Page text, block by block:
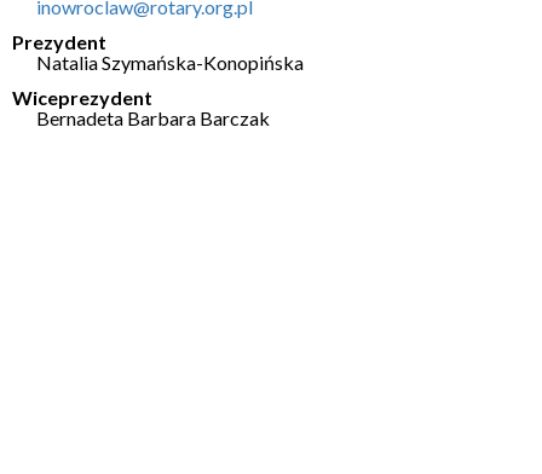
inowroclaw@rotary.org.pl
Prezydent
Natalia Szymańska-Konopińska
Wiceprezydent
Bernadeta Barbara Barczak